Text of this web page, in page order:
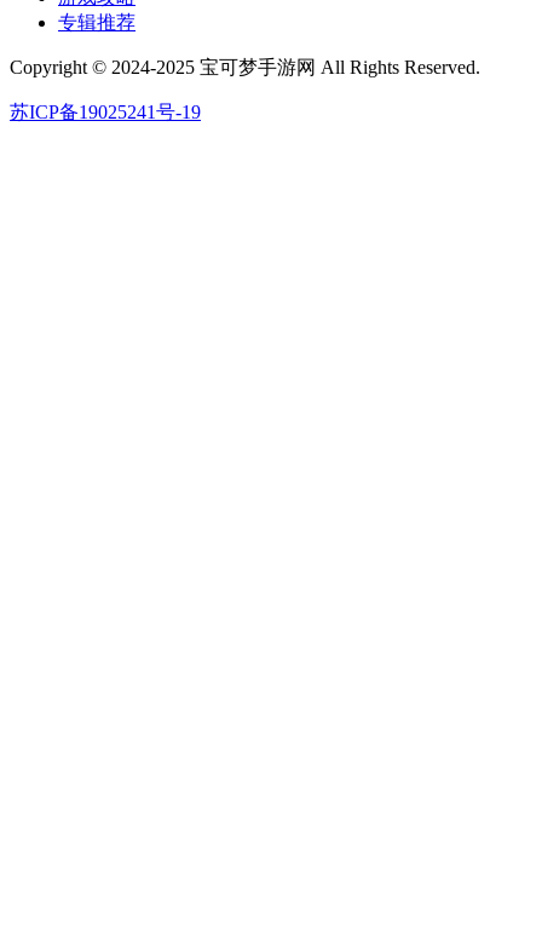
专辑推荐
Copyright © 2024-2025 宝可梦手游网 All Rights Reserved.
苏ICP备19025241号-19